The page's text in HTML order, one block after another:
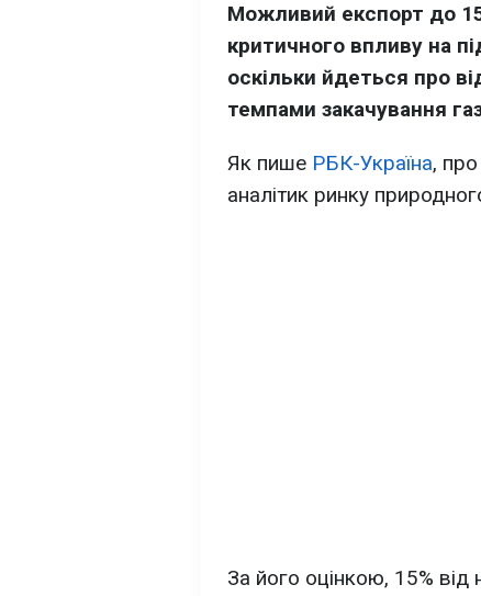
Можливий експорт до
критичного впливу на
оскільки йдеться про
темпами закачування
Як пише РБК-Україна,
аналітик ринку
За його оцінкою, 15%